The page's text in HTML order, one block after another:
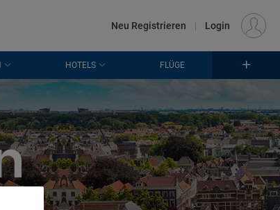
EUR
Neu Registrieren | Login
HOTELS FLÜGE